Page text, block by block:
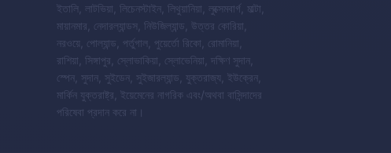
ইতালি, লাটভিয়া, লিচেনস্টাইন, লিথুয়ানিয়া, লুক্সেমবার্গ, মাল্টা,
মায়ানমার, নেদারল্যান্ডস, নিউজিল্যান্ড, উত্তর কোরিয়া,
নরওয়ে, পোল্যান্ড, পর্তুগাল, পুয়ের্তো রিকো, রোমানিয়া,
রাশিয়া, সিঙ্গাপুর, স্লোভাকিয়া, স্লোভেনিয়া, দক্ষিণ সুদান,
স্পেন, সুদান, সুইডেন, সুইজারল্যান্ড, যুক্তরাজ্য, ইউক্রেন,
মার্কিন যুক্তরাষ্ট্র, ইয়েমেনের নাগরিক এবং/অথবা বাসিন্দাদের
পরিষেবা প্রদান করে না।